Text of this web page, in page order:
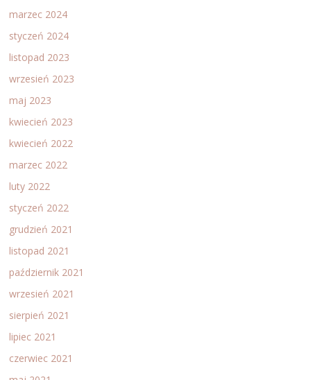
marzec 2024
styczeń 2024
listopad 2023
wrzesień 2023
maj 2023
kwiecień 2023
kwiecień 2022
marzec 2022
luty 2022
styczeń 2022
grudzień 2021
listopad 2021
październik 2021
wrzesień 2021
sierpień 2021
lipiec 2021
czerwiec 2021